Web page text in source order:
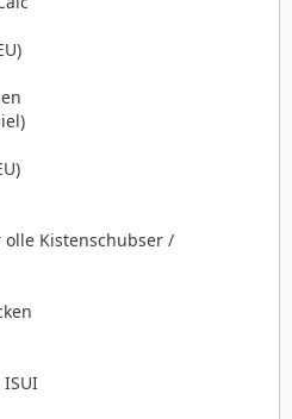
olle Kistenschubser /